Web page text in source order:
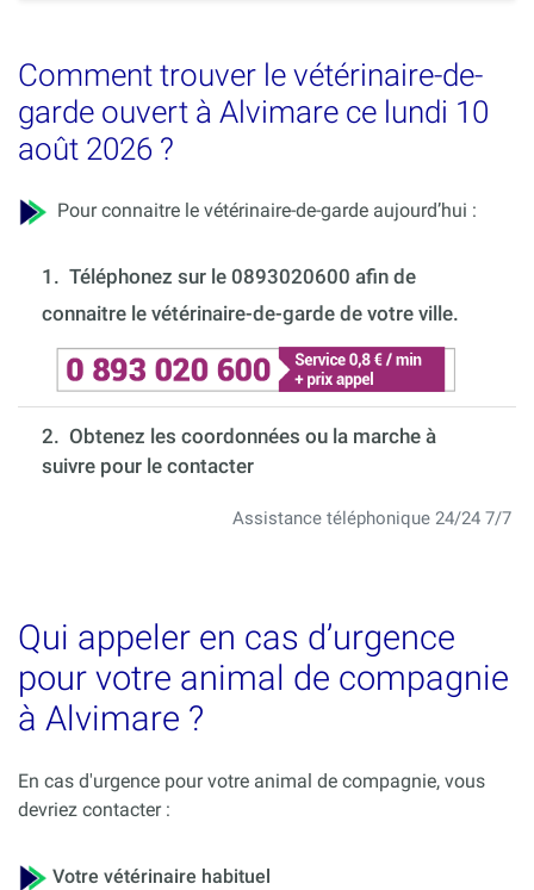
Comment trouver le vétérinaire-de-
garde ouvert à Alvimare ce lundi 10
août 2026 ?
Pour connaitre le vétérinaire-de-garde aujourd’hui :
1. Téléphonez sur le 0893020600 afin de
connaitre le vétérinaire-de-garde de votre ville.
2. Obtenez les coordonnées ou la marche à
suivre pour le contacter
Assistance téléphonique 24/24 7/7
Qui appeler en cas d’urgence
pour votre animal de compagnie
à Alvimare ?
En cas d'urgence pour votre animal de compagnie, vous
devriez contacter :
Votre vétérinaire habituel